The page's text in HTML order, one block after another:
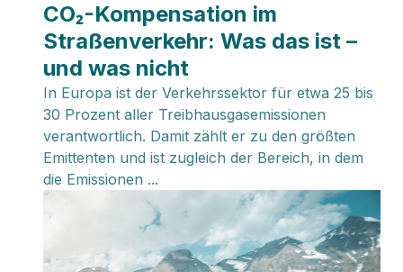
CO₂-Kompensation im
Straßenverkehr: Was das ist –
und was nicht
In Europa ist der Verkehrssektor für etwa 25 bis
30 Prozent aller Treibhausgasemissionen
verantwortlich. Damit zählt er zu den größten
Emittenten und ist zugleich der Bereich, in dem
die Emissionen ...